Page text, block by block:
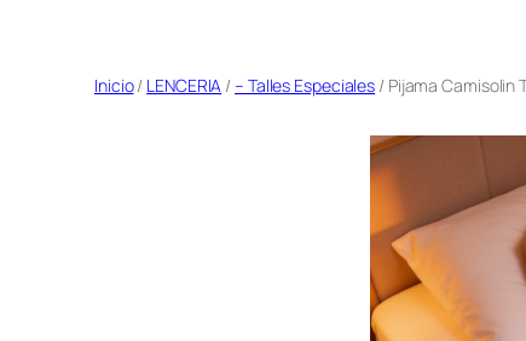
contenido
Inicio/ LENCERIA /– Talles Especiales / Pijama Camisolin